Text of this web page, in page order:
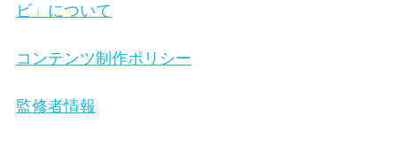
ビ」について
コンテンツ制作ポリシー
監修者情報